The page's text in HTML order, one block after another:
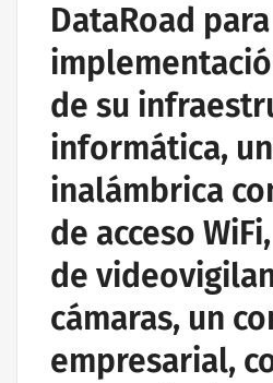
DataRoad
de su
informática,
inalámbrica
de acceso
de
cámaras, un
empresarial,